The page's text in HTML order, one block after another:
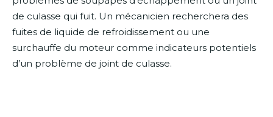
de culasse qui fuit. Un mécanicien recherchera des
fuites de liquide de refroidissement ou une
surchauffe du moteur comme indicateurs potentiels
d’un problème de joint de culasse.